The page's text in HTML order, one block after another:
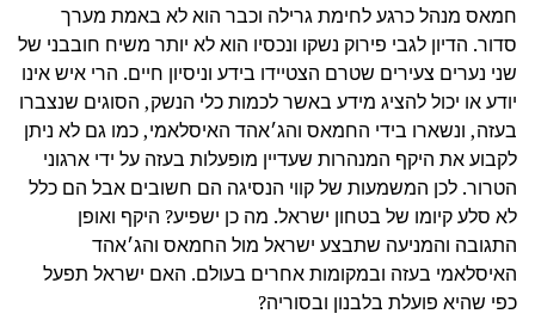
חמאס מנהל כרגע לחימת גרילה וכבר הוא לא באמת מערך
סדור. הדיון לגבי פירוק נשקו ונכסיו הוא לא יותר משיח חובבני של
שני נערים צעירים שטרם הצטיידו בידע וניסיון חיים. הרי איש אינו
יודע או יכול להציג מידע באשר לכמות כלי הנשק, הסוגים שנצברו
בעזה, ונשארו בידי החמאס והג׳אהד האיסלאמי, כמו גם לא ניתן
לקבוע את היקף המנהרות שעדיין מופעלות בעזה על ידי ארגוני
הטרור. לכן המשמעות של קווי הנסיגה הם חשובים אבל הם כלל
לא סלע קיומו של בטחון ישראל. מה כן ישפיע? היקף ואופן
התגובה והמניעה שתבצע ישראל מול החמאס והג׳אהד
האיסלאמי בעזה ובמקומות אחרים בעולם. האם ישראל תפעל
כפי שהיא פועלת בלבנון ובסוריה?